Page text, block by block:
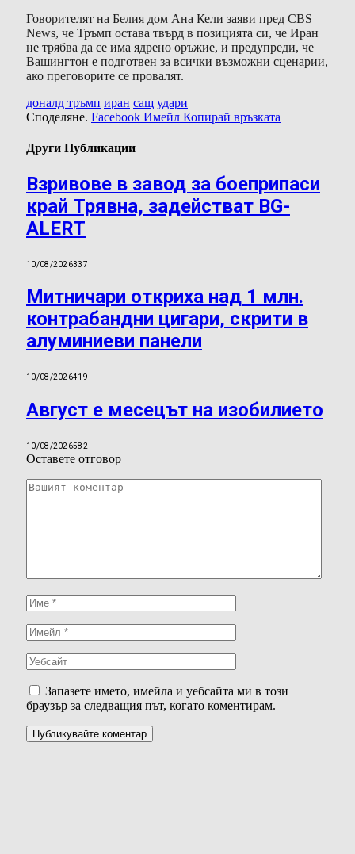
Говорителят на Белия дом Ана Кели заяви пред CBS
News, че Тръмп остава твърд в позицията си, че Иран
не трябва да се има ядрено оръжие, и предупреди, че
Вашингтон е подготвен за всички възможни сценарии,
ако преговорите се провалят.
доналд тръмп иран сащ удари
Споделяне. Facebook Имейл Копирай връзката
Други Публикации
Взривове в завод за боеприпаси
край Трявна, задействат BG-
ALERT
10/08/2026337
Митничари откриха над 1 млн.
контрабандни цигари, скрити в
алуминиеви панели
10/08/2026419
Август е месецът на изобилието
10/08/2026582
Оставете отговор
Запазете името, имейла и уебсайта ми в този
браузър за следващия път, когато коментирам.